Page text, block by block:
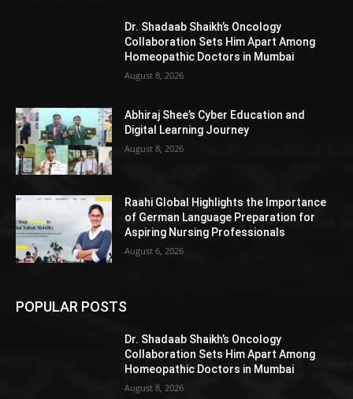
Dr. Shadaab Shaikh’s Oncology
Collaboration Sets Him Apart Among
Homeopathic Doctors in Mumbai
August 8, 2026
Abhiraj Shee’s Cyber Education and
Digital Learning Journey
August 8, 2026
Raahi Global Highlights the Importance
of German Language Preparation for
Aspiring Nursing Professionals
August 6, 2026
POPULAR POSTS
Dr. Shadaab Shaikh’s Oncology
Collaboration Sets Him Apart Among
Homeopathic Doctors in Mumbai
August 8, 2026